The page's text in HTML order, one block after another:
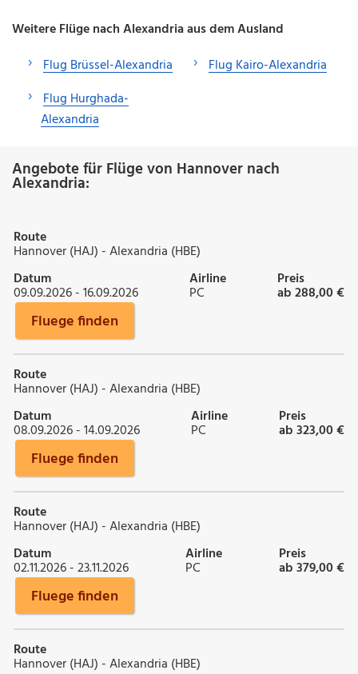
Weitere Flüge nach Alexandria aus dem Ausland
Flug Brüssel-Alexandria
Flug Hurghada-
Alexandria
Flug Kairo-Alexandria
Angebote für Flüge von Hannover nach
Alexandria:
Route
Hannover (HAJ) - Alexandria (HBE)
Datum
09.09.2026 - 16.09.2026
Airline
PC
Preis
ab 288,00 €
Fluege finden
Route
Hannover (HAJ) - Alexandria (HBE)
Datum
08.09.2026 - 14.09.2026
Airline
PC
Preis
ab 323,00 €
Fluege finden
Route
Hannover (HAJ) - Alexandria (HBE)
Datum
02.11.2026 - 23.11.2026
Airline
PC
Preis
ab 379,00 €
Fluege finden
Route
Hannover (HAJ) - Alexandria (HBE)